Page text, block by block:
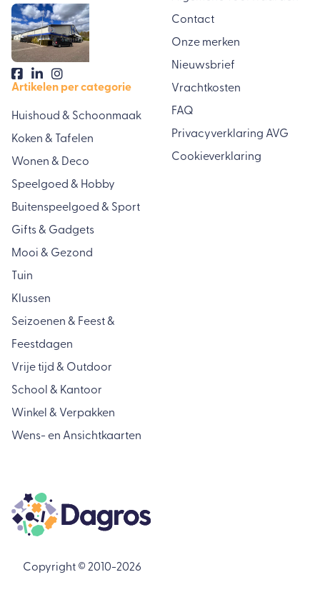
Artikelen per categorie
Huishoud & Schoonmaak
Koken & Tafelen
Wonen & Deco
Speelgoed & Hobby
Buitenspeelgoed & Sport
Gifts & Gadgets
Mooi & Gezond
Tuin
Klussen
Seizoenen & Feest &
Feestdagen
Vrije tijd & Outdoor
School & Kantoor
Winkel & Verpakken
Wens- en Ansichtkaarten
Contact
Onze merken
Nieuwsbrief
Vrachtkosten
FAQ
Privacyverklaring AVG
Cookieverklaring
Copyright © 2010-2026